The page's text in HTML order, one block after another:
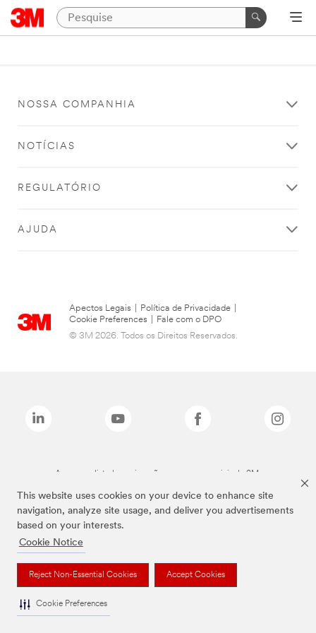
This website uses cookies on your device to enhance site
navigation, analyze site usage, and deliver you advertisements
based on your interests.
Cookie Notice
Reject Non-Essential Cookies Accept Cookies
Cookie Preferences
NOSSA COMPANHIA
NOTÍCIAS
REGULATÓRIO
AJUDA
Apectos Legais Política de Privacidade
Cookie Preferences
Fale com o DPO
© 3M 2026. Todos os Direitos Reservados.
As marcas listadas a cima são marcas comerciais da 3M.